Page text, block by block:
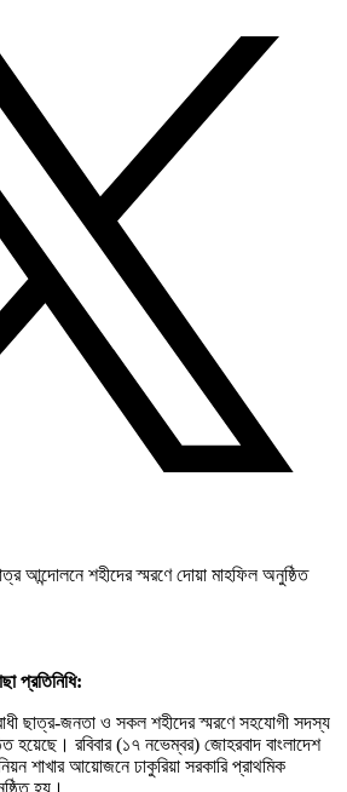
প্রতিনিধি:
ছাত্র-জনতা ও সকল শহীদের স্মরণে সহযোগী সদস্য
হয়েছে। রবিবার (১৭ নভেম্বর) জোহরবাদ বাংলাদেশ
শাখার আয়োজনে ঢাকুরিয়া সরকারি প্রাথমিক
হয়।